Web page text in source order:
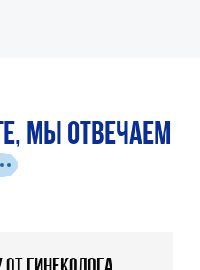
мы отвечаем